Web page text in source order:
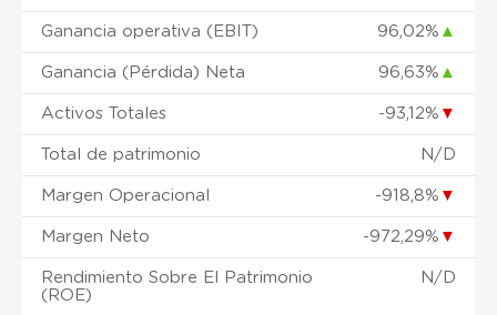
Ganancia operativa (EBIT) 96,02% ▲
Ganancia (Pérdida) Neta 96,63% ▲
Activos Totales -93,12% ▼
Total de patrimonio N/D
Margen Operacional -918,8% ▼
Margen Neto -972,29% ▼
Rendimiento Sobre El Patrimonio
(ROE)
N/D